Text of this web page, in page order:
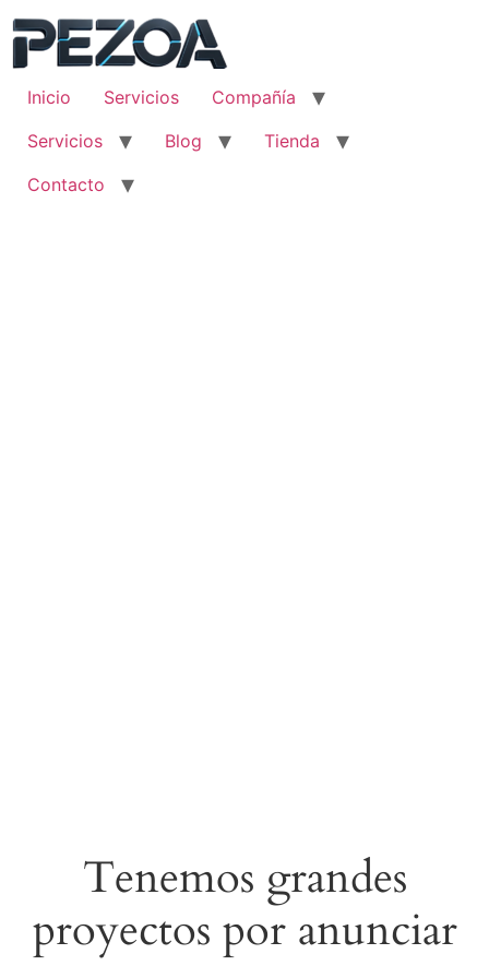
contenido
Inicio
Servicios
Compañía
Servicios
Blog
Tienda
Contacto
Tenemos grandes
proyectos por anunciar